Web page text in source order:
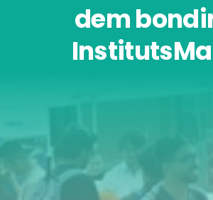
dem